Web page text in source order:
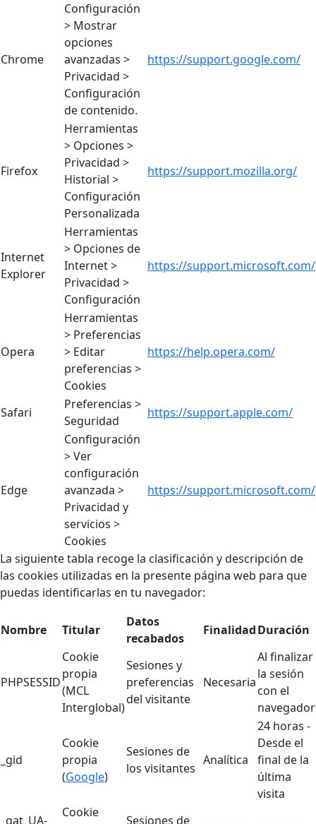
Chrome
Configuración
> Mostrar
opciones
avanzadas >
Privacidad >
Configuración
de contenido.
https://support.google.com/
Firefox
Herramientas
> Opciones >
Privacidad >
Historial >
Configuración
Personalizada
https://support.mozilla.org/
Internet
Explorer
Herramientas
> Opciones de
Internet >
Privacidad >
Configuración
https://support.microsoft.com/
Opera
Herramientas
> Preferencias
> Editar
preferencias >
Cookies
https://help.opera.com/
Safari
Preferencias >
Seguridad
https://support.apple.com/
Edge
Configuración
> Ver
configuración
avanzada >
Privacidad y
servicios >
Cookies
https://support.microsoft.com/
La siguiente tabla recoge la clasificación y descripción de
las cookies utilizadas en la presente página web para que
puedas identificarlas en tu navegador:
Nombre Titular
Datos
recabados
FinalidadDuración
PHPSESSID
Cookie
propia
(MCL
Interglobal)
Sesiones y
preferencias
del visitante
Necesaria
Al finalizar
la sesión
con el
navegador
_gid
Cookie
propia
(Google)
Sesiones de
los visitantes
Analítica
24 horas -
Desde el
final de la
última
visita
_gat_UA-
Cookie
Sesiones de